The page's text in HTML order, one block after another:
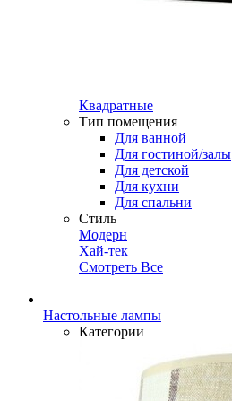
Квадратные
Тип помещения
Для ванной
Для гостиной/залы
Для детской
Для кухни
Для спальни
Стиль
Модерн
Хай-тек
Смотреть Все
Настольные лампы
Категории